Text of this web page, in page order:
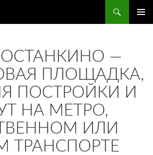
—
ПЛОЩАДКА,
ПОСТРОЙКИ И
НА МЕТРО,
ИЛИ
ТРАНСПОРТЕ